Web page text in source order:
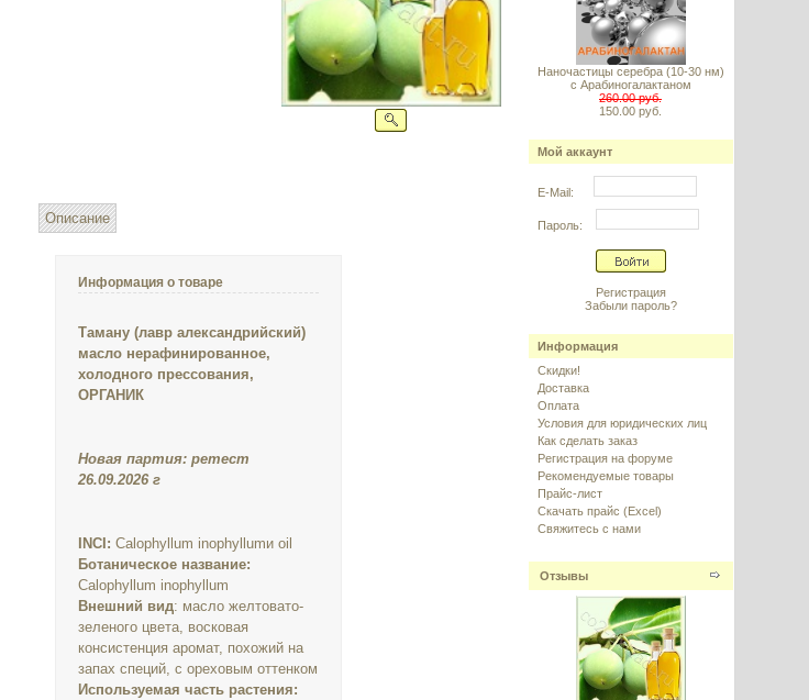
Описание
Информация о товаре
Таману (лавр александрийский)
масло нерафинированное,
холодного прессования,
ОРГАНИК
Новая партия: ретест
26.09.2026 г
INCI: Calophyllum inophyllumи oil
Ботаническое название:
Calophyllum inophyllum
Внешний вид: масло желтовато-
зеленого цвета, восковая
консистенция аромат, похожий на
запах специй, с ореховым оттенком
Используемая часть растения:
Наночастицы серебра (10-30 нм)
с Арабиногалактаном
260.00 руб.
150.00 руб.
Мой аккаунт
E-Mail:
Пароль:
Регистрация
Забыли пароль?
Информация
Скидки!
Доставка
Оплата
Условия для юридических лиц
Как сделать заказ
Регистрация на форуме
Рекомендуемые товары
Прайс-лист
Скачать прайс (Excel)
Свяжитесь с нами
Отзывы